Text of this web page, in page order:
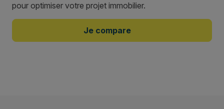
pour optimiser votre projet immobilier.
Je compare